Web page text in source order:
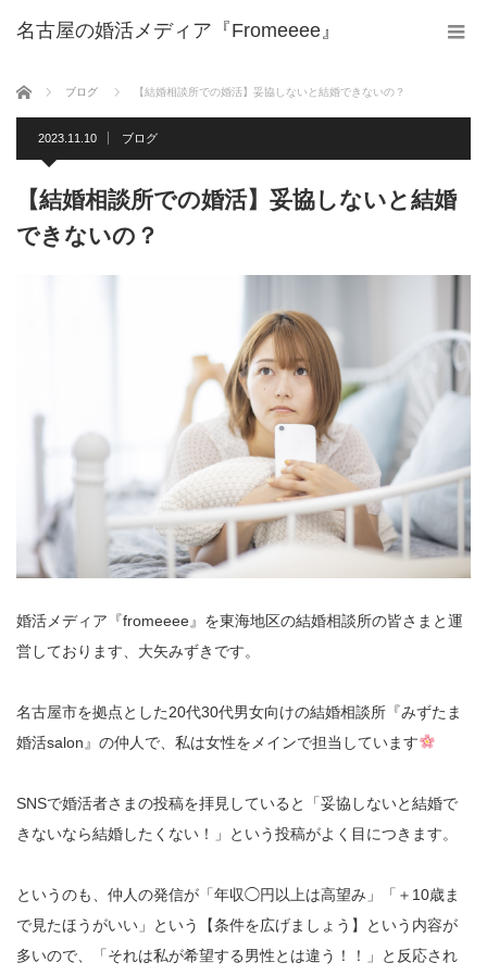
名古屋の婚活メディア『Fromeeee』
ホーム ブログ 【結婚相談所での婚活】妥協しないと結婚できないの？
2023.11.10 ブログ
【結婚相談所での婚活】妥協しないと結婚
できないの？
婚活メディア『fromeeee』を東海地区の結婚相談所の皆さまと運
営しております、大矢みずきです。
名古屋市を拠点とした20代30代男女向けの結婚相談所『みずたま
婚活salon』の仲人で、私は女性をメインで担当しています
SNSで婚活者さまの投稿を拝見していると「妥協しないと結婚で
きないなら結婚したくない！」という投稿がよく目につきます。
というのも、仲人の発信が「年収◯円以上は高望み」「＋10歳ま
で見たほうがいい」という【条件を広げましょう】という内容が
多いので、「それは私が希望する男性とは違う！！」と反応され